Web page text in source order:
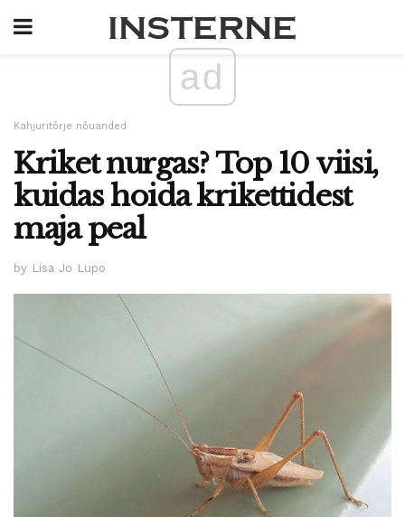
ad
Kahjuritõrje nõuanded
Kriket nurgas? Top 10 viisi,
kuidas hoida krikettidest
maja peal
by Lisa Jo Lupo